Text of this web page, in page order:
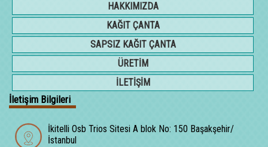
HAKKIMIZDA
KAĞIT ÇANTA
SAPSIZ KAĞIT ÇANTA
ÜRETİM
İLETİŞİM
İletişim Bilgileri
İkitelli Osb Trios Sitesi A blok No: 150 Başakşehir/
İstanbul